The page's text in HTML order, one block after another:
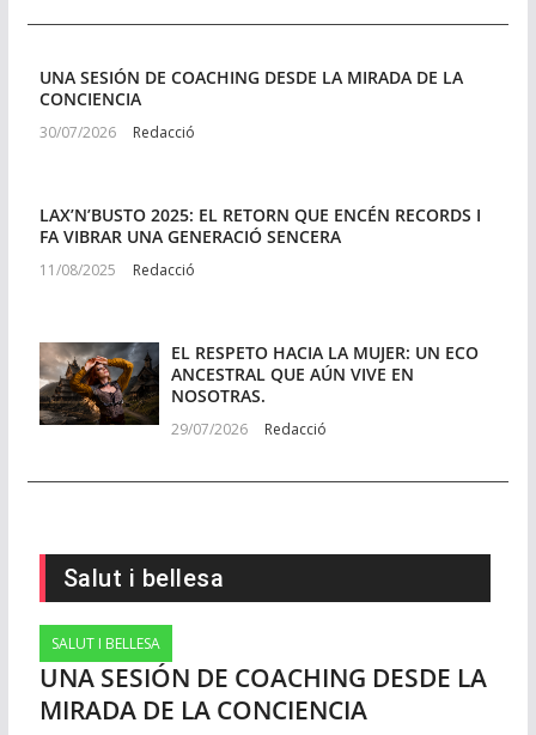
UNA SESIÓN DE COACHING DESDE LA MIRADA DE LA
CONCIENCIA
30/07/2026 Redacció
LAX’N’BUSTO 2025: EL RETORN QUE ENCÉN RECORDS I
FA VIBRAR UNA GENERACIÓ SENCERA
11/08/2025 Redacció
EL RESPETO HACIA LA MUJER: UN ECO
ANCESTRAL QUE AÚN VIVE EN
NOSOTRAS.
29/07/2026 Redacció
Salut i bellesa
SALUT I BELLESA
UNA SESIÓN DE COACHING DESDE LA
MIRADA DE LA CONCIENCIA